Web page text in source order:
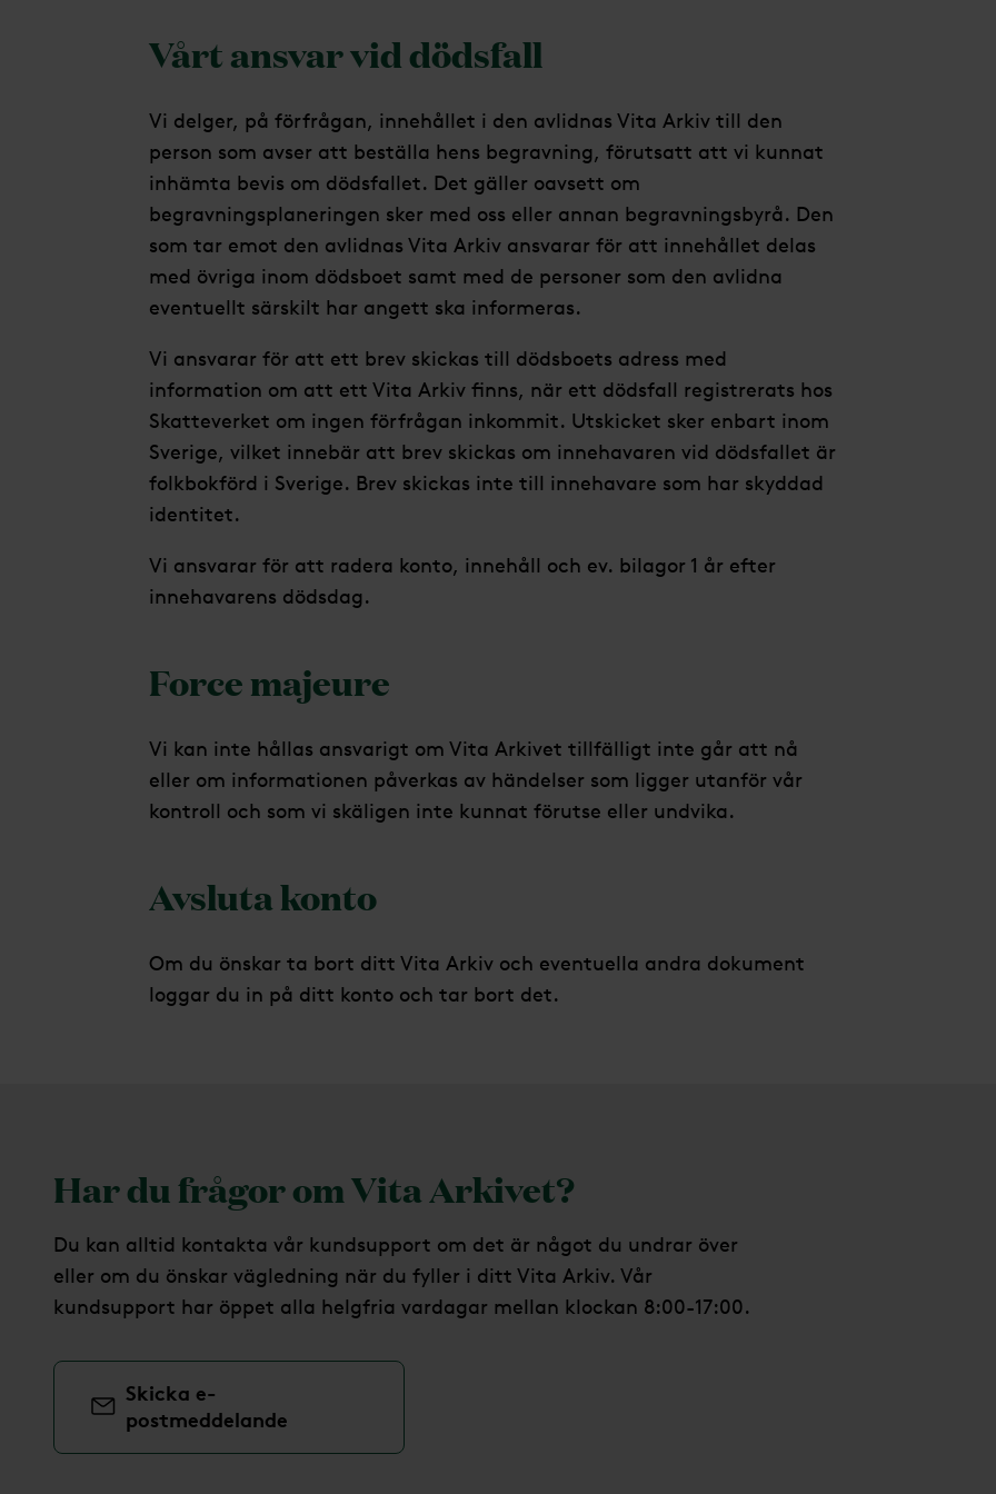
Vårt ansvar vid dödsfall
Vi delger, på förfrågan, innehållet i den avlidnas Vita Arkiv till den
person som avser att beställa hens begravning, förutsatt att vi kunnat
inhämta bevis om dödsfallet. Det gäller oavsett om
begravningsplaneringen sker med oss eller annan begravningsbyrå. Den
som tar emot den avlidnas Vita Arkiv ansvarar för att innehållet delas
med övriga inom dödsboet samt med de personer som den avlidna
eventuellt särskilt har angett ska informeras.
Vi ansvarar för att ett brev skickas till dödsboets adress med
information om att ett Vita Arkiv finns, när ett dödsfall registrerats hos
Skatteverket om ingen förfrågan inkommit. Utskicket sker enbart inom
Sverige, vilket innebär att brev skickas om innehavaren vid dödsfallet är
folkbokförd i Sverige. Brev skickas inte till innehavare som har skyddad
identitet.
Vi ansvarar för att radera konto, innehåll och ev. bilagor 1 år efter
innehavarens dödsdag.
Force majeure
Vi kan inte hållas ansvarigt om Vita Arkivet tillfälligt inte går att nå
eller om informationen påverkas av händelser som ligger utanför vår
kontroll och som vi skäligen inte kunnat förutse eller undvika.
Avsluta konto
Om du önskar ta bort ditt Vita Arkiv och eventuella andra dokument
loggar du in på ditt konto och tar bort det.
Har du frågor om Vita Arkivet?
Du kan alltid kontakta vår kundsupport om det är något du undrar över
eller om du önskar vägledning när du fyller i ditt Vita Arkiv. Vår
kundsupport har öppet alla helgfria vardagar mellan klockan 8:00-17:00.
Skicka e-
postmeddelande